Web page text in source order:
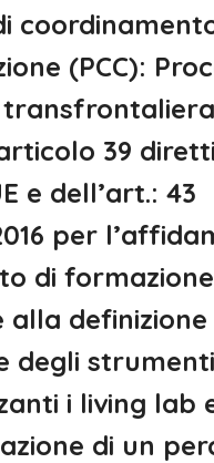
(PCC):
39
e dell’art.: 43
per
di formazione
alla definizione
degli strumenti
i living lab
di un